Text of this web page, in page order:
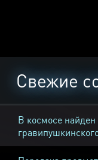
Свежие
В космосе найден